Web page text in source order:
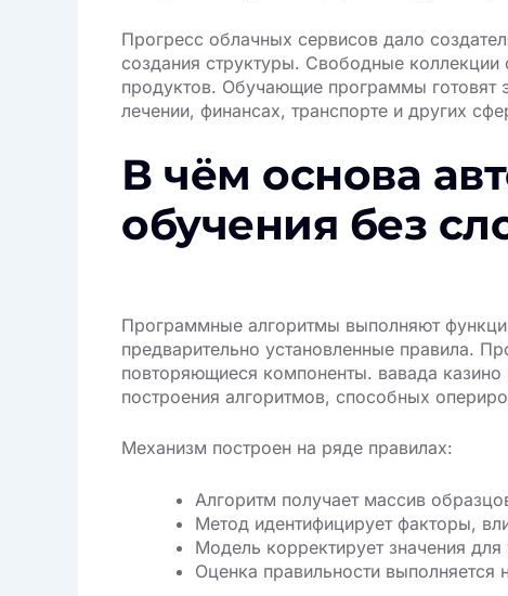
Прогресс облачных сервисов дало
создания структуры. Свободные коллекции
продуктов. Обучающие программы готовят
лечении, финансах, транспорте и других
В чём основа
обучения без
Программные алгоритмы выполняют
предварительно установленные правила.
повторяющиеся компоненты. вавада казино
построения алгоритмов, способных
Механизм построен на ряде правилах:
Алгоритм получает массив
Метод идентифицирует факторы,
Модель корректирует значения
Оценка правильности выполняется